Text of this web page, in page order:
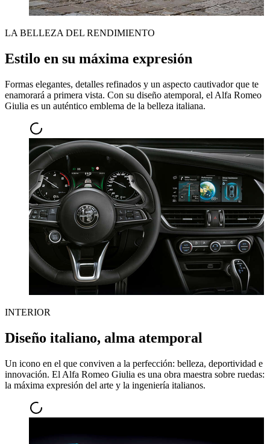
LA BELLEZA DEL RENDIMIENTO
Estilo en su máxima expresión
Formas elegantes, detalles refinados y un aspecto cautivador que te
enamorará a primera vista. Con su diseño atemporal, el Alfa Romeo
Giulia es un auténtico emblema de la belleza italiana.
INTERIOR
Diseño italiano, alma atemporal
Un icono en el que conviven a la perfección: belleza, deportividad e
innovación. El Alfa Romeo Giulia es una obra maestra sobre ruedas:
la máxima expresión del arte y la ingeniería italianos.